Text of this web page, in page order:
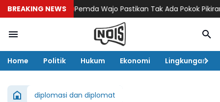
BREAKING NEWSPemda Wajo Pastikan Tak Ada Pokok Pikiran DPRD
Home Politik Hukum Ekonomi Lingkungan
diplomasi dan diplomat